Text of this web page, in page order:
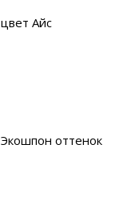
Айс
оттенок